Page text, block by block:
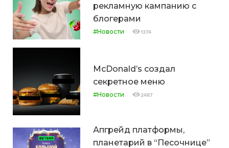
рекламную кампанию с
блогерами
#Новости 1374
McDonald’s создал
секретное меню
#Новости 2487
Апгрейд платформы,
планетарий в “Песочнице”